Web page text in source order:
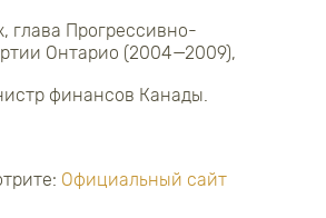
глава Прогрессивно-
Онтарио (2004—2009),
финансов Канады.
Официальный сайт